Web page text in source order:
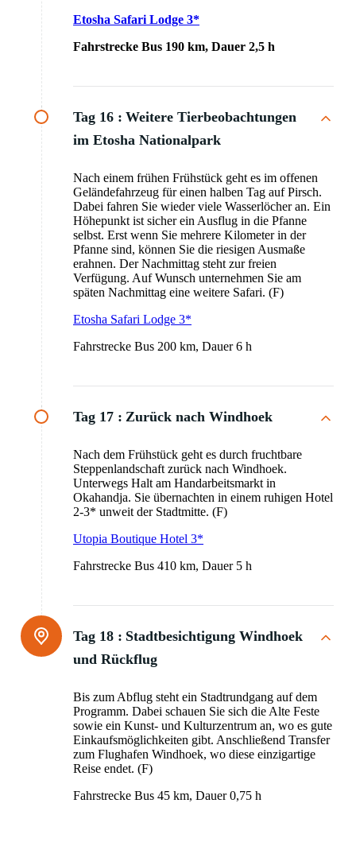
Etosha Safari Lodge 3*
Fahrstrecke Bus 190 km, Dauer 2,5 h
Tag 16 : Weitere Tierbeobachtungen
im Etosha Nationalpark
Nach einem frühen Frühstück geht es im offenen
Geländefahrzeug für einen halben Tag auf Pirsch.
Dabei fahren Sie wieder viele Wasserlöcher an. Ein
Höhepunkt ist sicher ein Ausflug in die Pfanne
selbst. Erst wenn Sie mehrere Kilometer in der
Pfanne sind, können Sie die riesigen Ausmaße
erahnen. Der Nachmittag steht zur freien
Verfügung. Auf Wunsch unternehmen Sie am
späten Nachmittag eine weitere Safari. (F)
Etosha Safari Lodge 3*
Fahrstrecke Bus 200 km, Dauer 6 h
Tag 17 : Zurück nach Windhoek
Nach dem Frühstück geht es durch fruchtbare
Steppenlandschaft zurück nach Windhoek.
Unterwegs Halt am Handarbeitsmarkt in
Okahandja. Sie übernachten in einem ruhigen Hotel
2-3* unweit der Stadtmitte. (F)
Utopia Boutique Hotel 3*
Fahrstrecke Bus 410 km, Dauer 5 h
Tag 18 : Stadtbesichtigung Windhoek
und Rückflug
Bis zum Abflug steht ein Stadtrundgang auf dem
Programm. Dabei schauen Sie sich die Alte Feste
sowie ein Kunst- und Kulturzentrum an, wo es gute
Einkaufsmöglichkeiten gibt. Anschließend Transfer
zum Flughafen Windhoek, wo diese einzigartige
Reise endet. (F)
Fahrstrecke Bus 45 km, Dauer 0,75 h